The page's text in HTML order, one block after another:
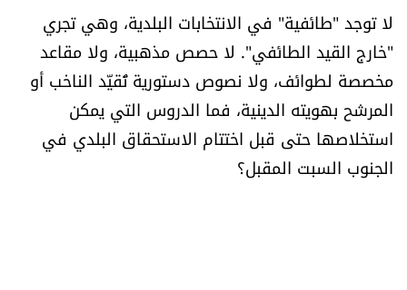
كتّابنا
تحت المجهر
آراء
اقتصاد
لا توجد "طائفية" في الانتخابات البلدية، وهي تجري
"خارج القيد الطائفي". لا حصص مذهبية، ولا مقاعد
مخصصة لطوائف، ولا نصوص دستورية تُقيّد الناخب أو
المرشح بهويته الدينية، فما الدروس التي يمكن
استخلاصها حتى قبل اختتام الاستحقاق البلدي في
الجنوب السبت المقبل؟